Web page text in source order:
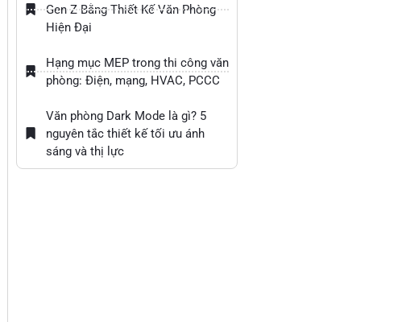
Gen Z Bằng Thiết Kế Văn Phòng
Hiện Đại
Hạng mục MEP trong thi công văn
phòng: Điện, mạng, HVAC, PCCC
Văn phòng Dark Mode là gì? 5
nguyên tắc thiết kế tối ưu ánh
sáng và thị lực